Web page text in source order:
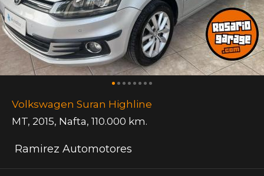
Volkswagen Suran Highline
MT, 2015, Nafta, 110.000 km.
Ramirez Automotores